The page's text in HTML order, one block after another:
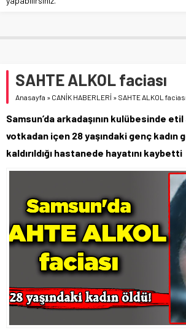
SAHTE ALKOL faciası
Anasayfa » CANİK HABERLERİ » SAHTE ALKOL faciası
Samsun’da arkadaşının kulübesinde etil
votkadan içen 28 yaşındaki genç kadın
kaldırıldığı hastanede hayatını kaybetti